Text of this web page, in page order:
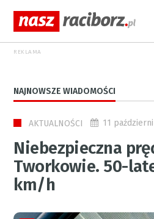
REKLAMA
NAJNOWSZE WIADOMOŚCI
AKTUALNOŚCI 11
Niebezpieczna
Tworkowie. 50-
km/h